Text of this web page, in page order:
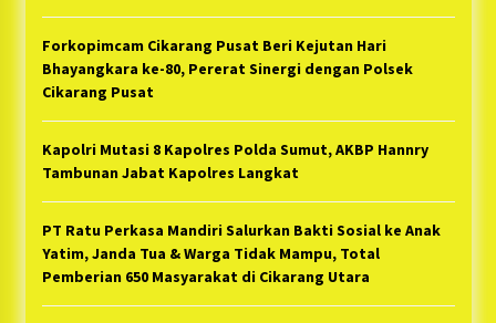
Forkopimcam Cikarang Pusat Beri Kejutan Hari
Bhayangkara ke-80, Pererat Sinergi dengan Polsek
Cikarang Pusat
Kapolri Mutasi 8 Kapolres Polda Sumut, AKBP Hannry
Tambunan Jabat Kapolres Langkat
PT Ratu Perkasa Mandiri Salurkan Bakti Sosial ke Anak
Yatim, Janda Tua & Warga Tidak Mampu, Total
Pemberian 650 Masyarakat di Cikarang Utara